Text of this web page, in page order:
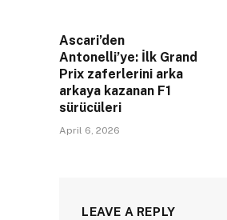
Ascari’den
Antonelli’ye: İlk Grand
Prix zaferlerini arka
arkaya kazanan F1
sürücüleri
April 6, 2026
LEAVE A REPLY